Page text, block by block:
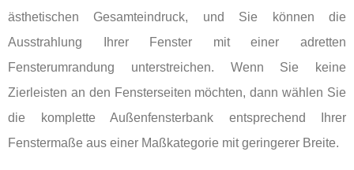
ästhetischen Gesamteindruck, und Sie können die
Ausstrahlung Ihrer Fenster mit einer adretten
Fensterumrandung unterstreichen. Wenn Sie keine
Zierleisten an den Fensterseiten möchten, dann wählen Sie
die komplette Außenfensterbank entsprechend Ihrer
Fenstermaße aus einer Maßkategorie mit geringerer Breite.